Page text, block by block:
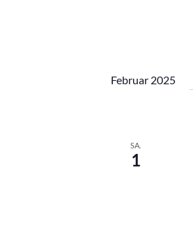
Februar 2025
SA.
1